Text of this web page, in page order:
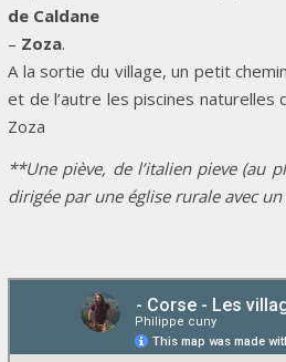
de Caldane
– Zoza.
A la sortie du village, un petit
et de l’autre les piscines
Zoza
**Une piève, de l’italien pieve (au
dirigée par une église rurale avec